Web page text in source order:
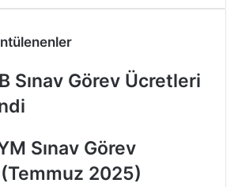
Sınav Görev Ücretleri
Sınav Görev
2025)